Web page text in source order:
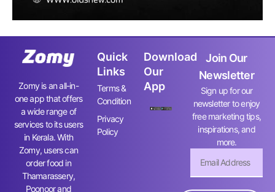
Zomy is an all-in-
one app that offers
a wide range of
services to its users
in Kerala. With
Zomy, users can
order food in
Thamarassery,
Poonoor and
Quick
Links
Terms &
Condition
Privacy
Policy
Download
Our
App
Join Our
Newsletter
Sign up for our
newsletter to enjoy
free marketing tips,
inspirations, and
more.